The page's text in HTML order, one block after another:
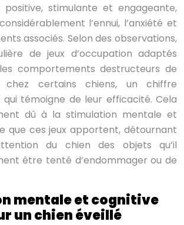
stimulante et engageante,
l’ennui, l’anxiété et
associés. Selon des observations,
de jeux d’occupation adaptés
comportements destructeurs de
certains chiens, un chiffre
qui témoigne de leur efficacité. Cela
dû à la stimulation mentale et
que ces jeux apportent, détournant
du chien des objets qu’il
être tenté d’endommager ou de
mentale et cognitive
un chien éveillé